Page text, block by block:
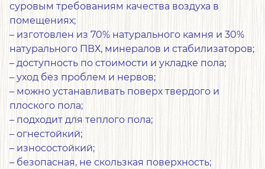
суровым требованиям качества воздуха в
помещениях;
– изготовлен из 70% натурального камня и 30%
натурального ПВХ, минералов и стабилизаторов;
– доступность по стоимости и укладке пола;
– уход без проблем и нервов;
– можно устанавливать поверх твердого и
плоского пола;
– подходит для теплого пола;
– огнестойкий;
– износостойкий;
– безопасная, не скользкая поверхность;